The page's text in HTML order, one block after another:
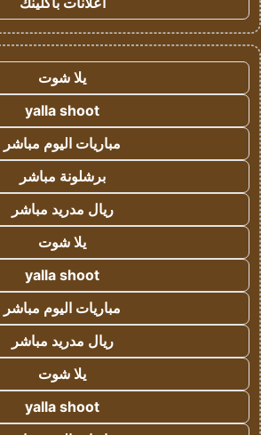
يلا شوت
yalla shoot
مباريات اليوم مباشر
برشلونة مباشر
ريال مدريد مباشر
يلا شوت
yalla shoot
مباريات اليوم مباشر
ريال مدريد مباشر
يلا شوت
yalla shoot